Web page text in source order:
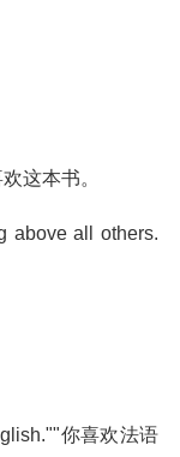
这本书。
above all others.
你喜欢法语